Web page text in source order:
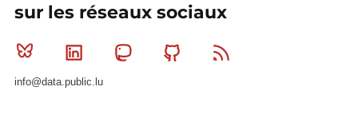
sur les réseaux sociaux
Bluesky Linkedin MastodonGithub
info@data.public.lu